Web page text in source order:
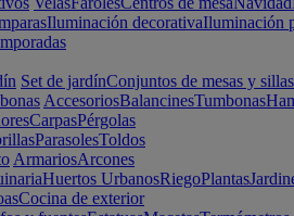
Iluminación decorativaIluminación
Set de jardínConjuntos de mesas y
AccesoriosBalancinesTumbonas
CarpasPérgolas
ParasolesToldos
ArmariosArcones
Huertos UrbanosRiegoPlantas
Cocina de exterior